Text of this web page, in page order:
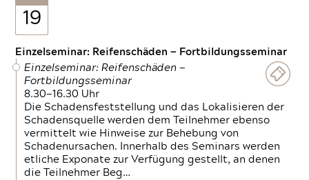
19
Einzelseminar: Reifenschäden — Fortbildungsseminar
Einzelseminar: Reifenschäden —
Fortbildungsseminar
8.30—16.30 Uhr
Die Schadensfeststellung und das Lokalisieren der
Schadensquelle werden dem Teilnehmer ebenso
vermittelt wie Hinweise zur Behebung von
Schadenursachen. Innerhalb des Seminars werden
etliche Exponate zur Verfügung gestellt, an denen
die Teilnehmer Beg…